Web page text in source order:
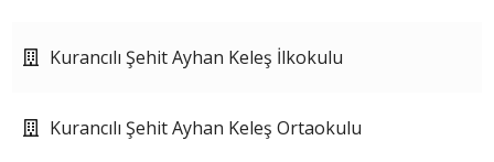
Kurancılı Şehit Ayhan Keleş İlkokulu
Kurancılı Şehit Ayhan Keleş Ortaokulu